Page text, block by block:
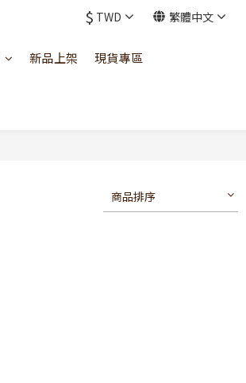
$ TWD 繁體中文
新品上架
現貨專區
商品排序